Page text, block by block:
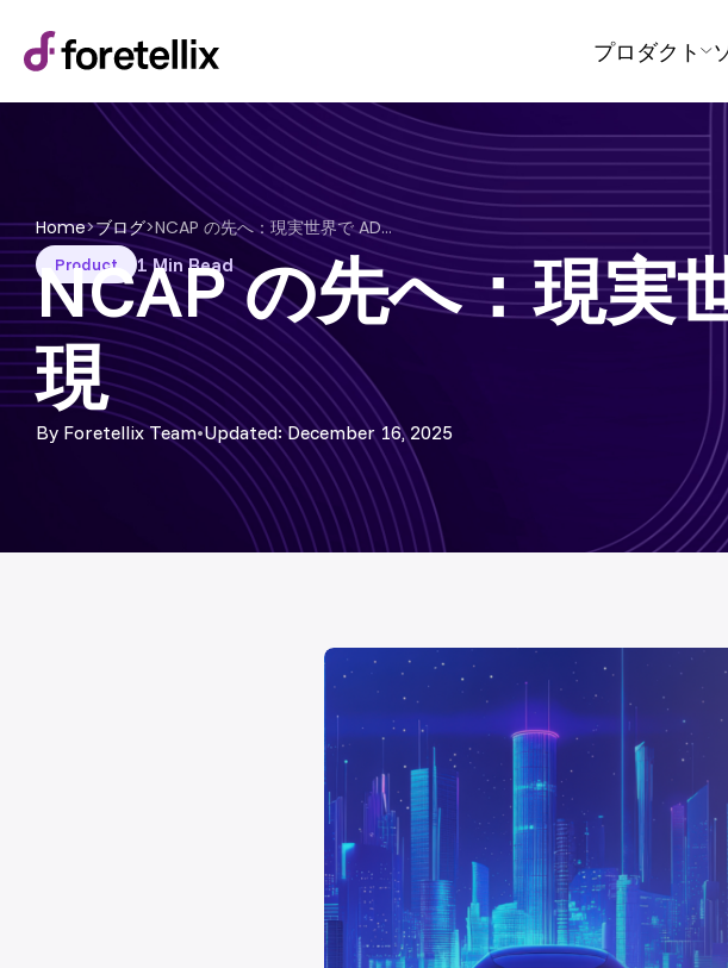
プロダクト
Home>ブログ> NCAP の先へ：現実世界で ADAS の安全性を実現
Product 1 Min Read
NCAP の先へ：現実
現
By Foretellix Team•Updated: December 16, 2025